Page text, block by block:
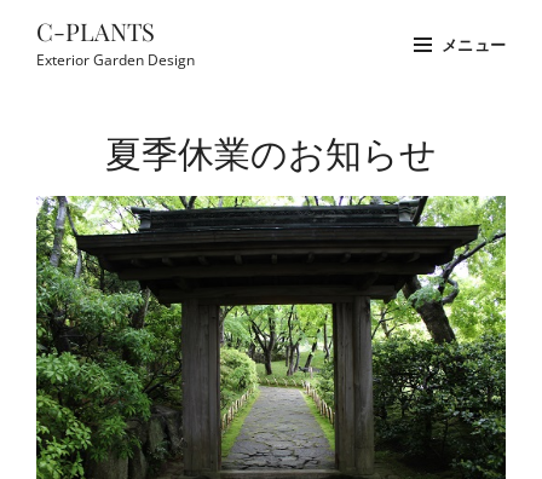
C-PLANTS
Exterior Garden Design
メニュー
夏季休業のお知らせ